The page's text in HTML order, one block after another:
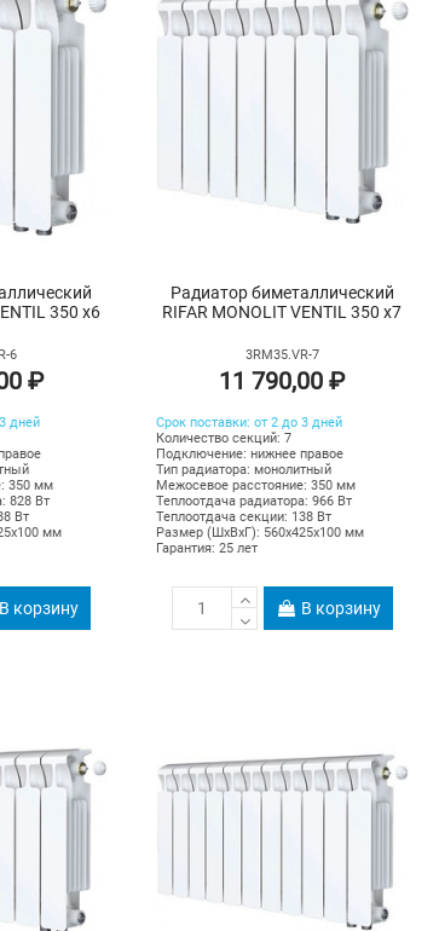
350 х6
6
₽
дней
350 мм
828 Вт
Вт
мм
В корзину
Радиатор биметаллический
RIFAR MONOLIT VENTIL 350 х7
3RM35.VR-7
11 790,00 ₽
Срок поставки: от 2 до 3 дней
Количество секций: 7
Подключение: нижнее правое
Тип радиатора: монолитный
Межосевое расстояние: 350 мм
Теплоотдача радиатора: 966 Вт
Теплоотдача секции: 138 Вт
Размер (ШхВхГ): 560х425х100 мм
Гарантия: 25 лет
В корзину